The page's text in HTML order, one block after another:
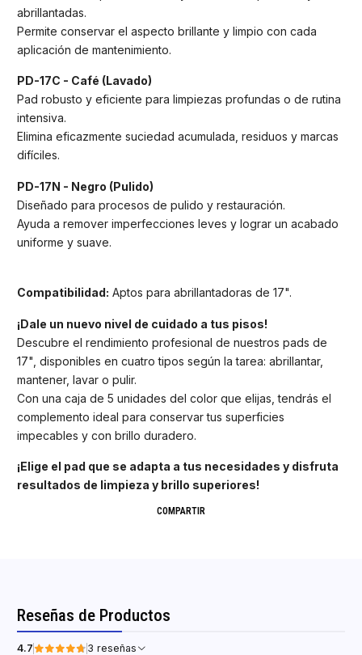
abrillantadas.
Permite conservar el aspecto brillante y limpio con cada
aplicación de mantenimiento.
PD-17C - Café (Lavado)
Pad robusto y eficiente para limpiezas profundas o de rutina
intensiva.
Elimina eficazmente suciedad acumulada, residuos y marcas
difíciles.
PD-17N - Negro (Pulido)
Diseñado para procesos de pulido y restauración.
Ayuda a remover imperfecciones leves y lograr un acabado
uniforme y suave.
Compatibilidad: Aptos para abrillantadoras de 17".
¡Dale un nuevo nivel de cuidado a tus pisos!
Descubre el rendimiento profesional de nuestros pads de
17", disponibles en cuatro tipos según la tarea: abrillantar,
mantener, lavar o pulir.
Con una caja de 5 unidades del color que elijas, tendrás el
complemento ideal para conservar tus superficies
impecables y con brillo duradero.
¡Elige el pad que se adapta a tus necesidades y disfruta
resultados de limpieza y brillo superiores!
COMPARTIR
Reseñas de Productos
4.7 3 reseñas